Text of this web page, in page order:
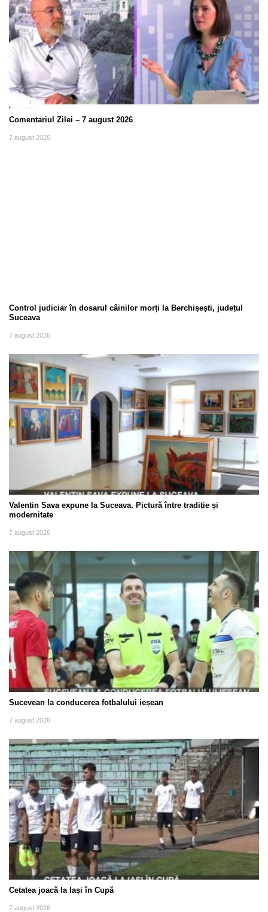
Comentariul Zilei – 7 august 2026
7 august 2026
Control judiciar în dosarul câinilor morți la Berchișești, județul
Suceava
7 august 2026
Valentin Sava expune la Suceava. Pictură între tradiție și
modernitate
7 august 2026
Sucevean la conducerea fotbalului ieșean
7 august 2026
Cetatea joacă la Iași în Cupă
7 august 2026